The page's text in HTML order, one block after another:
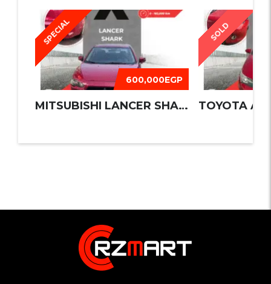
SPECIAL
600,000EGP
MITSUBISHI LANCER SHARK 2016
SOLD
TOYOTA